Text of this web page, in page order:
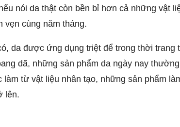
nói da thật còn bền bỉ hơn cả những vật
vẹn cùng năm tháng.
da được ứng dụng triệt để trong thời trang
dã, những sản phẩm da ngày nay
từ vật liệu nhân tạo, những sản phẩm
lên.